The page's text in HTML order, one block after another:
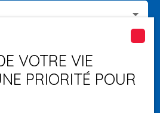
PROGRAMMES
VOTRE VIE
PRIORITÉ POUR